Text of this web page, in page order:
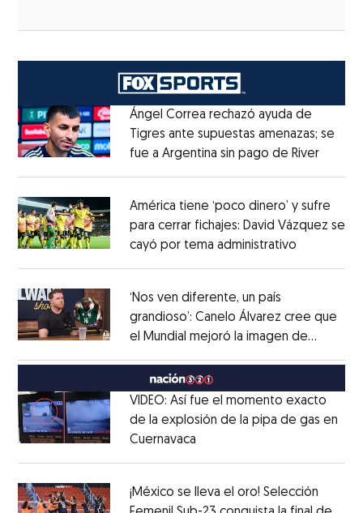
Ángel Correa rechazó ayuda de
Tigres ante supuestas amenazas; se
fue a Argentina sin pago de RiverOpens
América tiene ‘poco dinero’ y sufre
para cerrar fichajes: David Vázquez se
cayó por tema administrativo
‘Nos ven diferente, un país
grandioso’: Canelo Álvarez cree que
el Mundial mejoró la imagen de
MéxicoOpens in new window
VIDEO: Así fue el momento exacto
de la explosión de la pipa de gas en
Cuernavaca
¡México se lleva el oro! Selección